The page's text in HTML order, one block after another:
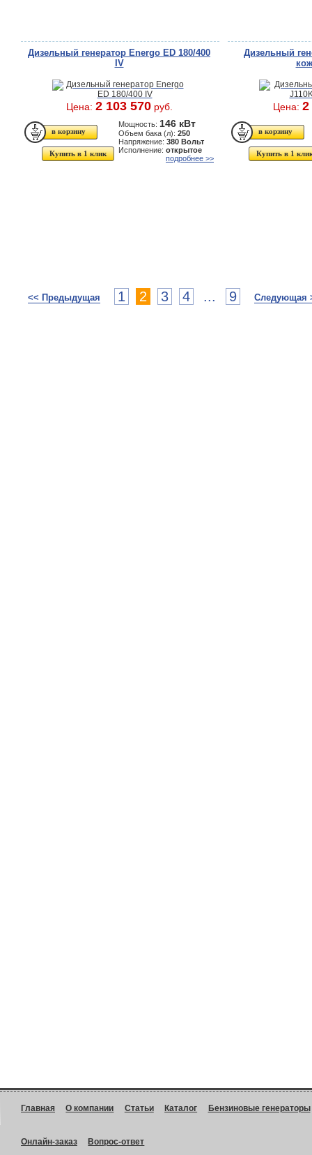
Дизельный генератор Energo ED 180/400
IV
Цена: 2 103 570руб.
Купить в 1 клик
Мощность: 146 кВт
Объем бака (л): 250
Напряжение: 380 Вольт
Исполнение: открытое
подробнее >>
Дизельный
Цена: 2
Купить в 1
<< Предыдущая 1 2 3 4 ... 9 Следующая
Главная О компании Статьи Каталог Бензиновые генераторы
Онлайн-заказ Вопрос-ответ